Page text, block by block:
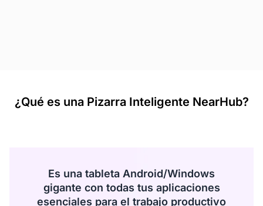
¿Qué es una Pizarra Inteligente NearHub?
Es una tableta Android/Windows
gigante con todas tus aplicaciones
esenciales para el trabajo productivo